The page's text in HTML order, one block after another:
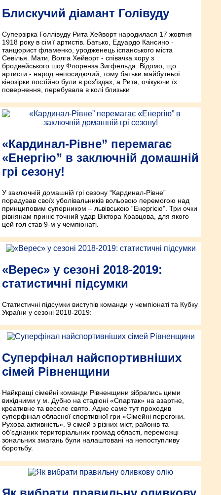
Блискучий діамант Голівуду
Суперзірка Голлівуду Рита Хейворт народилася 17 жовтня
1918 року в сім’ї артистів. Батько, Едуардо Кансино -
танцюрист фламенко, уродженець іспанського міста
Севілья. Мати, Волга Хейворт - співачка хору з
бродвейського шоу Флоренза Зигфельда. Відомо, що
артисти - народ непосидючий, тому батьки майбутньої
кінозірки постійно були в роз’їздах, а Рита, очікуючи їх
повернення, перебувала в колі близьки
«Кардинал-Рівне” перемагає
«Енергію” в заключній домашній
грі сезону!
У заключній домашній грі сезону “Кардинал-Рівне”
порадував своїх уболівальників вольовою перемогою над
принциповим суперником – львівською “Енергією”. Три очки
рівнянам приніс точний удар Віктора Кравцова, для якого
цей гол став 9-м у чемпіонаті.
«Верес» у сезоні 2018-2019:
статистичні підсумки
Статистичні підсумки виступів команди у чемпіонаті та Кубку
України у сезоні 2018-2019:
Суперфінал найспортивніших
сімей Рівненщини
Найкращі сімейні команди Рівненщини зібрались цими
вихідними у м. Дубно на стадіоні «Спартак» на азартне,
креативне та веселе свято. Адже саме тут проходив
суперфінал обласної спортивної гри «Сімейні перегони.
Рухова активність». 9 сімей з різних міст, районів та
об’єднаних територіальних громад області, переможці
зональних змагань були налаштовані на непоступливу
боротьбу.